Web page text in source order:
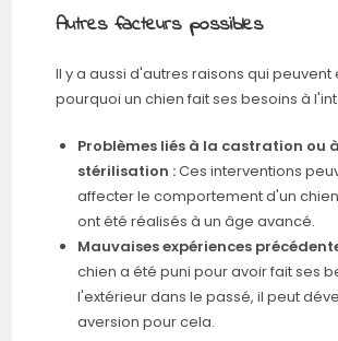
Autres facteurs possibles
Il y a aussi d'autres raisons qui peuvent
pourquoi un chien fait ses besoins à
Problèmes liés à la castration ou
stérilisation :Ces interventions
affecter le comportement d'un
ont été réalisés à un âge avancé.
Mauvaises expériences
chien a été puni pour avoir fait ses
l'extérieur dans le passé, il peut
aversion pour cela.